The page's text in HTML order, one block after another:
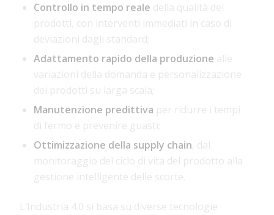
Controllo in tempo reale della qualità dei
prodotti, con interventi immediati in caso di
deviazioni dagli standard;
Adattamento rapido della produzione alle
variazioni della domanda e personalizzazione
dei prodotti su larga scala;
Manutenzione predittiva per ridurre i tempi
di fermo e prevenire guasti;
Ottimizzazione della supply chain , dal
monitoraggio del ciclo di vita del prodotto alla
gestione intelligente delle scorte.
L’Industria 4.0 si basa su diverse tecnologie